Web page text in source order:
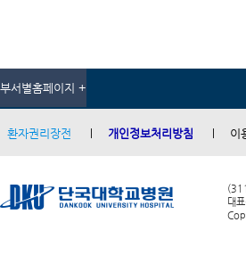
부서별홈페이지 +
환자권리장전 개인정보처리방침 이
대